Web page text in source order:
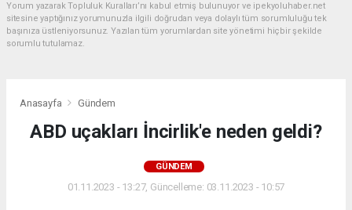
Yorum yazarak Topluluk Kuralları’nı kabul etmiş bulunuyor ve ipekyoluhaber.net
sitesine yaptığınız yorumunuzla ilgili doğrudan veya dolaylı tüm sorumluluğu tek
başınıza üstleniyorsunuz. Yazılan tüm yorumlardan site yönetimi hiçbir şekilde
sorumlu tutulamaz.
Anasayfa Gündem
ABD uçakları İncirlik'e neden geldi?
GÜNDEM
01.11.2023 - 13:27, Güncelleme: 03.11.2023 - 10:57